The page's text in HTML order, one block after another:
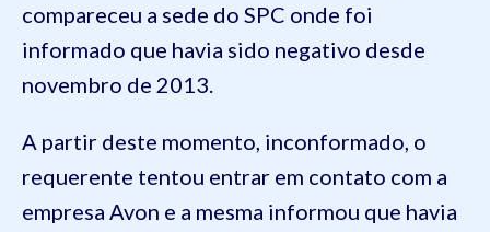
compareceu a sede do SPC onde foi
informado que havia sido negativo desde
novembro de 2013.
A partir deste momento, inconformado, o
requerente tentou entrar em contato com a
empresa Avon e a mesma informou que havia